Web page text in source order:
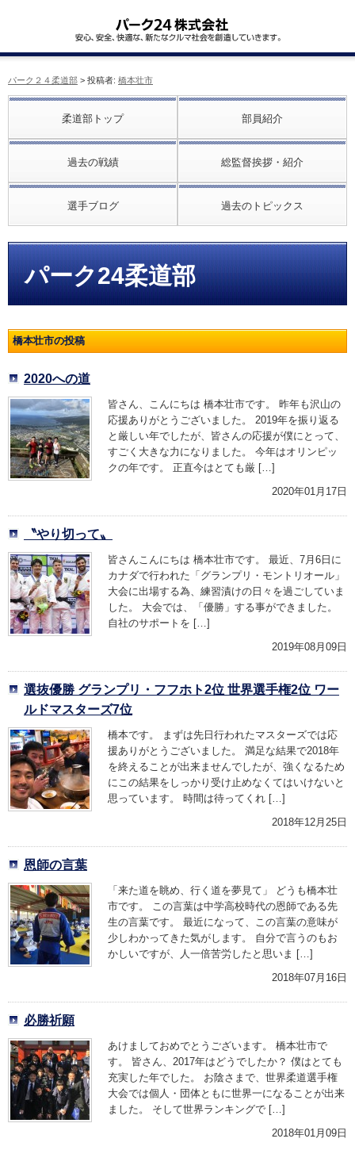
パーク２４柔道部 > 投稿者: 橋本壮市
柔道部トップ 部員紹介
過去の戦績 総監督挨拶・紹介
選手ブログ 過去のトピックス
パーク24柔道部
橋本壮市の投稿
2020への道
皆さん、こんにちは 橋本壮市です。 昨年も沢山の
応援ありがとうございました。 2019年を振り返る
と厳しい年でしたが、皆さんの応援が僕にとって、
すごく大きな力になりました。 今年はオリンピッ
クの年です。 正直今はとても厳 […]
2020年01月17日
〝やり切って〟
皆さんこんにちは 橋本壮市です。 最近、7月6日に
カナダで行われた「グランプリ・モントリオール」
大会に出場する為、練習漬けの日々を過ごしていま
した。 大会では、「優勝」する事ができました。
自社のサポートを […]
2019年08月09日
選抜優勝 グランプリ・フフホト2位 世界選手権2位 ワー
ルドマスターズ7位
橋本です。 まずは先日行われたマスターズでは応
援ありがとうございました。 満足な結果で2018年
を終えることが出来ませんでしたが、強くなるため
にこの結果をしっかり受け止めなくてはいけないと
思っています。 時間は待ってくれ […]
2018年12月25日
恩師の言葉
「来た道を眺め、行く道を夢見て」 どうも橋本壮
市です。 この言葉は中学高校時代の恩師である先
生の言葉です。 最近になって、この言葉の意味が
少しわかってきた気がします。 自分で言うのもお
かしいですが、人一倍苦労したと思いま […]
2018年07月16日
必勝祈願
あけましておめでとうございます。 橋本壮市で
す。 皆さん、2017年はどうでしたか？ 僕はとても
充実した年でした。 お陰さまで、世界柔道選手権
大会では個人・団体ともに世界一になることが出来
ました。 そして世界ランキングで […]
2018年01月09日